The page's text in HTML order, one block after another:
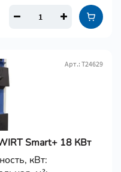
Smart+ 18 КВт
Арт.: Т24629
кВт: